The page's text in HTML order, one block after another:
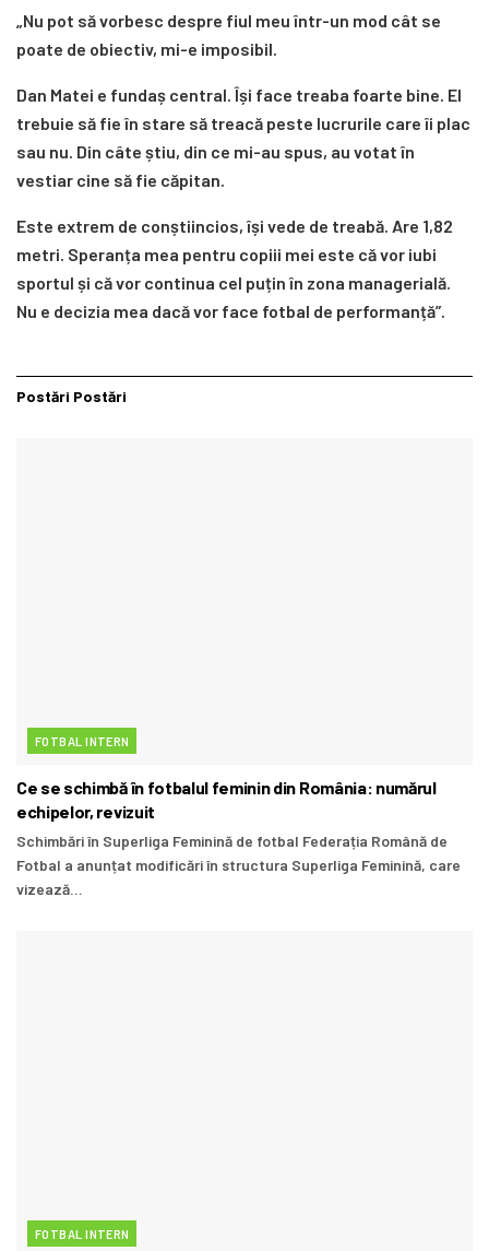
„Nu pot să vorbesc despre fiul meu într-un mod cât se
poate de obiectiv, mi-e imposibil.
Dan Matei e fundaș central. Își face treaba foarte bine. El
trebuie să fie în stare să treacă peste lucrurile care îi plac
sau nu. Din câte știu, din ce mi-au spus, au votat în
vestiar cine să fie căpitan.
Este extrem de conștiincios, își vede de treabă. Are 1,82
metri. Speranța mea pentru copiii mei este că vor iubi
sportul și că vor continua cel puțin în zona managerială.
Nu e decizia mea dacă vor face fotbal de performanță”.
Postări Postări
FOTBAL INTERN
Ce se schimbă în fotbalul feminin din România: numărul
echipelor, revizuit
Schimbări în Superliga Feminină de fotbal Federația Română de
Fotbal a anunțat modificări în structura Superliga Feminină, care
vizează...
FOTBAL INTERN